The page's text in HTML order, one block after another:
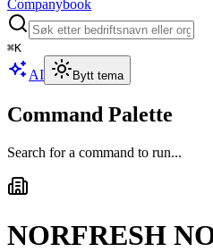
Companybook
⌘K
AI Bytt tema
Command Palette
Search for a command to run...
NORFRESH